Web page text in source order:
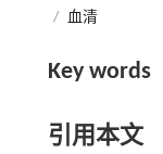
/
血清
Key words
引用本文